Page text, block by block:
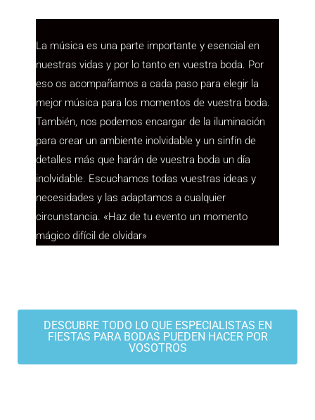
La música es una parte importante y esencial en
nuestras vidas y por lo tanto en vuestra boda. Por
eso os acompañamos a cada paso para elegir la
mejor música para los momentos de vuestra boda.
También, nos podemos encargar de la iluminación
para crear un ambiente inolvidable y un sinfín de
detalles más que harán de vuestra boda un día
inolvidable. Escuchamos todas vuestras ideas y
necesidades y las adaptamos a cualquier
circunstancia. «Haz de tu evento un momento
mágico difícil de olvidar»
DESCUBRE TODO LO QUE ESPECIALISTAS EN
FIESTAS PARA BODAS PUEDEN HACER POR
VOSOTROS